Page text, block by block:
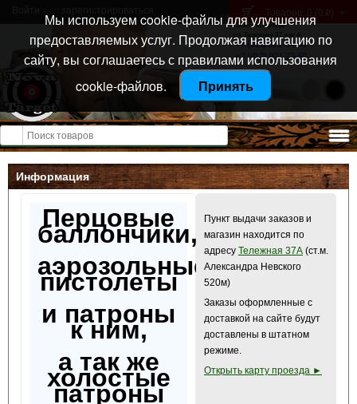
Санкт-Петербург
ул. Тележная 37 лит А
+7 (911) 021-04-08
+7 (812) 921-73-50
Товаров: 0 (0 p )
Открыть меню
Информация
Перцовые
баллончики,
аэрозольные
пистолеты
и патроны
к ним,
а так же
холостые
патроны
Пункт выдачи заказов и
магазин находится по
адресу Тележная 37А (ст.м.
Александра Невского
520м)
Заказы оформленные с
доставкой на сайте будут
доставлены в штатном
режиме.
Открыть карту проезда ►
Мы используем cookie-файлы для улучшения
предоставляемых услуг. Продолжая навигацию по
сайту, вы соглашаетесь с правилами использования
cookie-файлов.
Принять